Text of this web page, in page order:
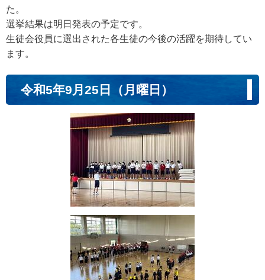
た。
選挙結果は明日発表の予定です。
生徒会役員に選出された各生徒の今後の活躍を期待してい
ます。
令和5年9月25日（月曜日）